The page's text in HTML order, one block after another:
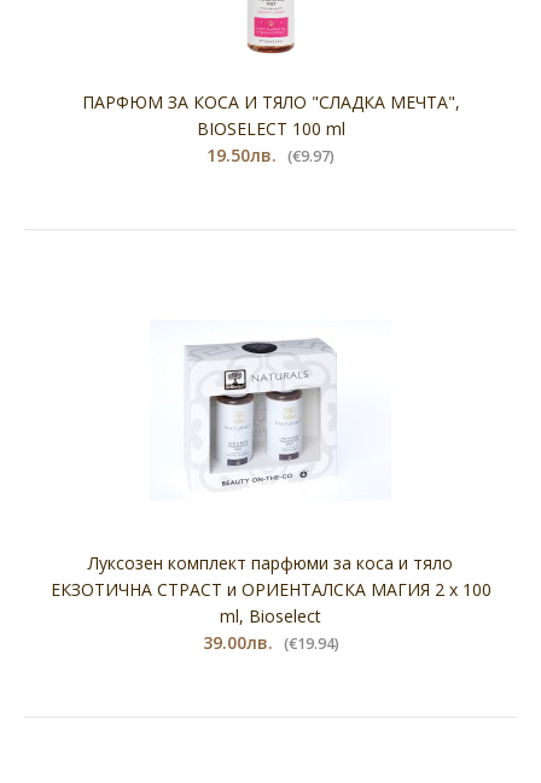
ПАРФЮМ ЗА КОСА И ТЯЛО "СЛАДКА МЕЧТА",
BIOSELECT 100 ml
19.50лв. (€9.97)
Луксозен комплект парфюми за коса и тяло
ЕКЗОТИЧНА СТРАСТ и ОРИЕНТАЛСКА МАГИЯ 2 х 100
ml, Bioselect
39.00лв. (€19.94)